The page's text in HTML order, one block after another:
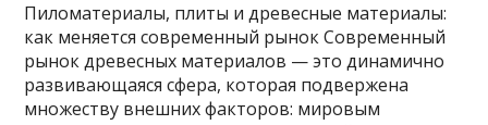
Пиломатериалы, плиты и древесные материалы:
как меняется современный рынок Современный
рынок древесных материалов — это динамично
развивающаяся сфера, которая подвержена
множеству внешних факторов: мировым